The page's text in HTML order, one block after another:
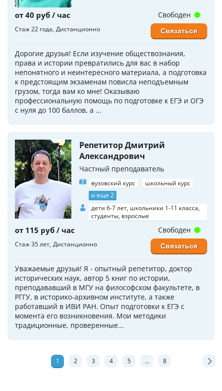
от 40 руб / час
Стаж 22 года Дистанционно
Дорогие друзья! Если изучение обществознания,
права и истории превратились для вас в набор
непонятного и неинтересного материала, а подготовка
к предстоящим экзаменам повисла неподъемным
грузом, тогда вам ко мне! Оказываю
профессиональную помощь по подготовке к ЕГЭ и ОГЭ
с нуля до 100 баллов, а ...
Свободен
Связаться
Репетитор Дмитрий
Александрович
Частный преподаватель
вузовский курс
школьный курс
и еще 2
дети 6-7 лет, школьники 1-11 класса,
студенты, взрослые
от 115 руб / час
Стаж 35 лет Дистанционно
Уважаемые друзья! Я - опытный репетитор, доктор
исторических наук, автор 5 книг по истории,
преподававший в МГУ на философском факультете, в
РГГУ, в историко-архивном институте, а также
работавший в ИВИ РАН. Опыт подготовки к ЕГЭ с
момента его возникновения. Мои методики
традиционные, проверенные...
Свободен
Связаться
1 2 3 4 5 ... 8